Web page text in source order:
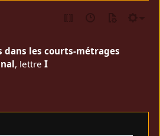
les courts-métrages
, lettreI